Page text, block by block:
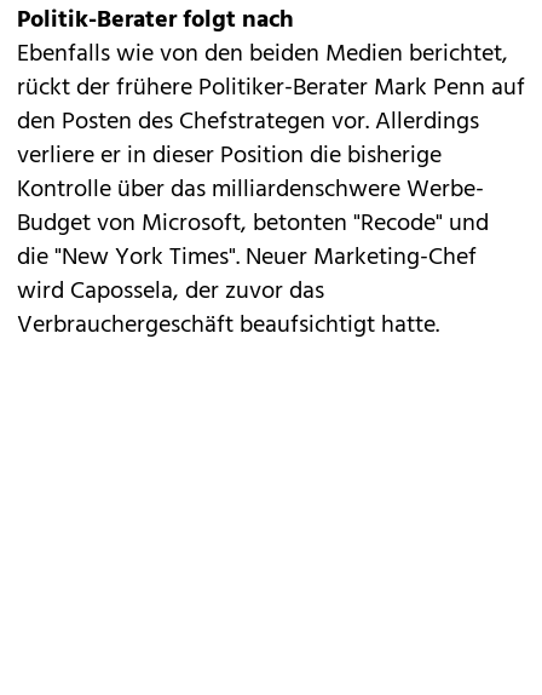
Politik-Berater folgt nach
Ebenfalls wie von den beiden Medien berichtet,
rückt der frühere Politiker-Berater Mark Penn auf
den Posten des Chefstrategen vor. Allerdings
verliere er in dieser Position die bisherige
Kontrolle über das milliardenschwere Werbe-
Budget von Microsoft, betonten "Recode" und
die "New York Times". Neuer Marketing-Chef
wird Capossela, der zuvor das
Verbrauchergeschäft beaufsichtigt hatte.